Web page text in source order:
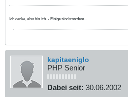
Ich denke, also bin ich. - Einige sind trotzdem...
kapitaeniglo
PHP Senior
Dabei seit: 30.06.2002